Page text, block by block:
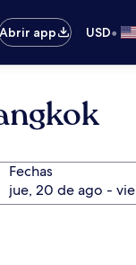
Abrir app
USD•
Fechas